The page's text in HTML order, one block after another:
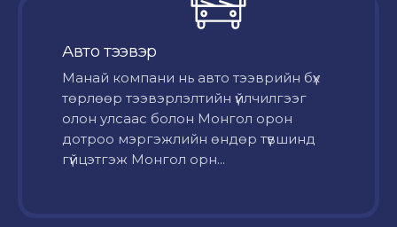
Авто тээвэр
Mанай компани нь авто тээврийн бүх
төрлөөр тээвэрлэлтийн үйлчилгээг
олон улсаас болон Монгол орон
дотроо мэргэжлийн өндөр түвшинд
гүйцэтгэж Монгол орн...